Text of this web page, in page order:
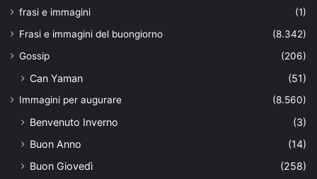
frasi e immagini
(1)
Frasi e immagini del buongiorno
(8.342)
Gossip
(206)
Can Yaman (51)
Immagini per augurare (8.560)
Benvenuto Inverno
(3)
Buon Anno
(14)
Buon Giovedì
(258)